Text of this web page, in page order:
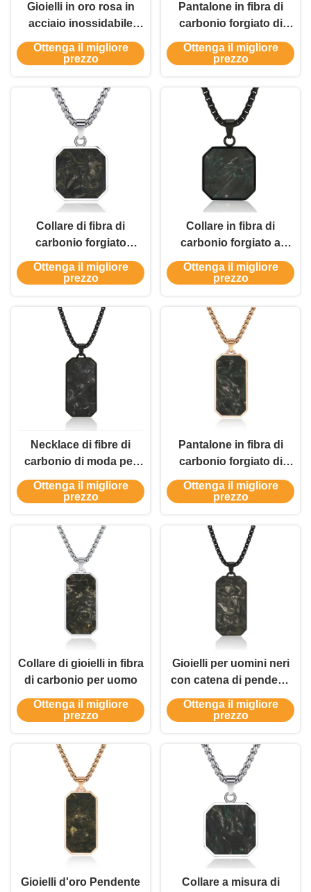
Gioielli in oro rosa in
acciaio inossidabile
rivestito di fibre di
carbonio croce
metallo collana per
uomini
Ottenga il migliore
prezzo
Pantalone in fibra di
carbonio forgiato di
moda Collare in fibra di
carbonio forgiata per
Ottenga il migliore
prezzo
Collare di fibra di
carbonio forgiato
religioso versetto
biblico quadrato croce
Ottenga il migliore
prezzo
Collare in fibra di
carbonio forgiato a
barra quadrata
Pendente impermeabile
ipoallergenici
Ottenga il migliore
prezzo
Necklace di fibre di
carbonio di moda per
uomo Nuovi accessori
di gioielleria
Ottenga il migliore
prezzo
Pantalone in fibra di
carbonio forgiato di
moda Oro Verde
Preghiera Choker
Ottenga il migliore
prezzo
Collare di gioielli in fibra
di carbonio per uomo
Ottenga il migliore
prezzo
Gioielli per uomini neri
con catena di pendenti
in fibra di carbonio
Ottenga il migliore
prezzo
Gioielli d'oro Pendente
Collare a misura di